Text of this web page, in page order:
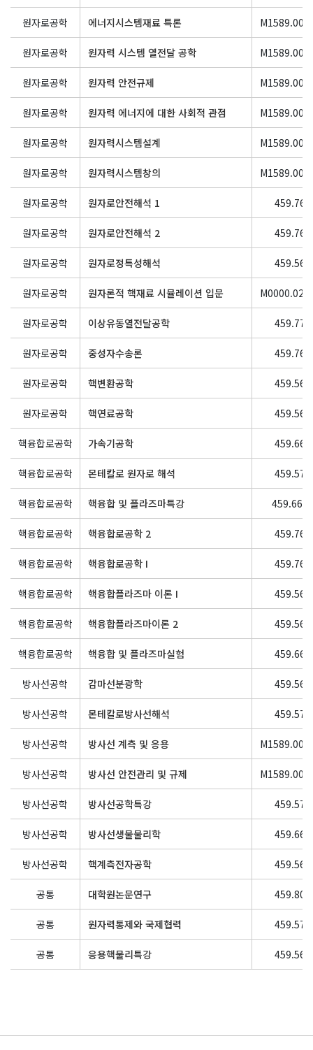
원자로공학 에너지시스템재료 특론
원자로공학 원자력 시스템 열전달 공학
원자로공학 원자력 안전규제
원자로공학 원자력 에너지에 대한 사회적 관점
원자로공학 원자력시스템설계
원자로공학 원자력시스템창의
원자로공학 원자로안전해석 1 459.766
원자로공학 원자로안전해석 2 459.767
원자로공학 원자로정특성해석 459.560
원자로공학 원자론적 핵재료 시뮬레이션 입문
원자로공학 이상유동열전달공학 459.770
원자로공학 중성자수송론 459.762
원자로공학 핵변환공학 459.564
원자로공학 핵연료공학 459.565
핵융합로공학 가속기공학 459.664
핵융합로공학 몬테칼로 원자로 해석 459.574
핵융합로공학 핵융합 및 플라즈마특강
핵융합로공학 핵융합로공학 2 459.761
핵융합로공학 핵융합로공학 I 459.760
핵융합로공학 핵융합플라즈마 이론 I 459.562
핵융합로공학 핵융합플라즈마이론 2 459.563
핵융합로공학 핵융합 및 플라즈마실험 459.662
방사선공학 감마선분광학 459.569
방사선공학 몬테칼로방사선해석 459.573
방사선공학 방사선 계측 및 응용
방사선공학 방사선 안전관리 및 규제
방사선공학 방사선공학특강 459.571
방사선공학 방사선생물물리학 459.668
방사선공학 핵계측전자공학 459.568
공통 대학원논문연구 459.803
공통 원자력통제와 국제협력 459.575
공통 응용핵물리특강 459.561